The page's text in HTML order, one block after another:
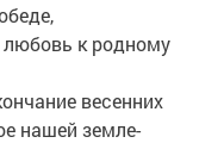
любовь к родному
весенних
нашей земле-